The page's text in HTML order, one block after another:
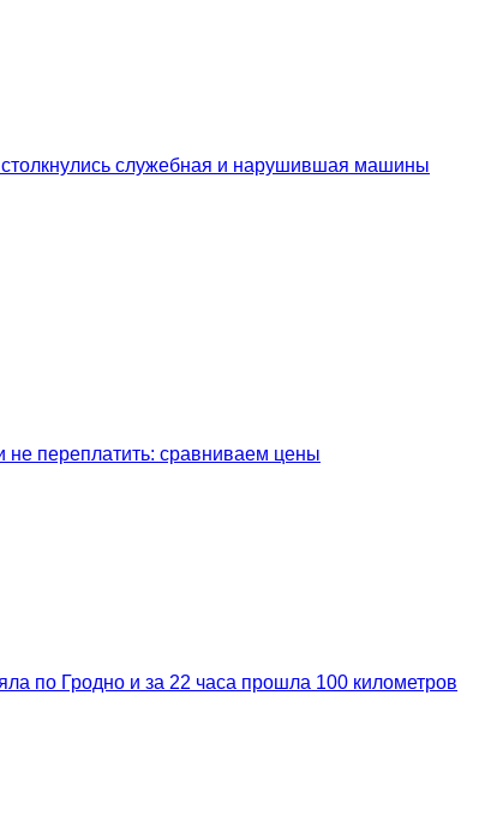
служебная и нарушившая машины
не переплатить: сравниваем цены
по Гродно и за 22 часа прошла 100 километров